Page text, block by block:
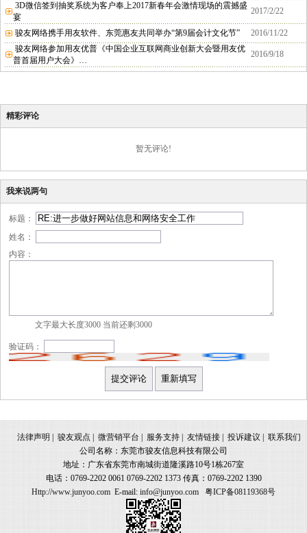
3D微信签到抽奖系统为客户奉上2017新春年会激情现场的震撼盛
宴
2017/2/22
骏友网络携手用友软件、东莞惠友共同举办“第9届会计文化节”
2016/11/22
骏友网络参加用友优普《中国企业互联网商业创新大会暨用友优
普首届用户大会》…
2016/9/18
精彩评论
暂无评论!
我来说两句
标题：
姓名：
内容：
文字最大长度3000 当前还剩3000
验证码：
法律声明 骏友观点 微营销平台 服务支持 友情链接 投诉建议
联系我们
公司名称：东莞市骏友信息科技有限公司
地址：广东省东莞市南城街道隆溪路10号1栋267室
电话：0769-2202 0061 0769-2202 1373 传真：0769-2202 1390
Http://www.junyoo.com E-mail: info@junyoo.com 粤ICP备08119368号